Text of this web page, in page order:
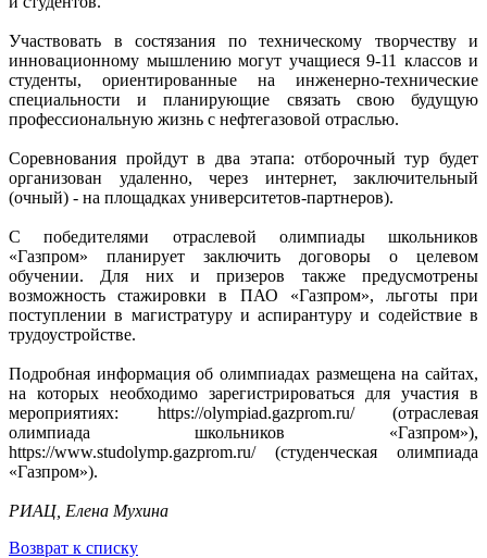
Участвовать в состязания по техническому творчеству и
инновационному мышлению могут учащиеся 9-11 классов и
студенты, ориентированные на инженерно-технические
специальности и планирующие связать свою будущую
профессиональную жизнь с нефтегазовой отраслью.
Соревнования пройдут в два этапа: отборочный тур будет
организован удаленно, через интернет, заключительный
(очный) - на площадках университетов-партнеров).
С победителями отраслевой олимпиады школьников
«Газпром» планирует заключить договоры о целевом
обучении. Для них и призеров также предусмотрены
возможность стажировки в ПАО «Газпром», льготы при
поступлении в магистратуру и аспирантуру и содействие в
трудоустройстве.
Подробная информация об олимпиадах размещена на сайтах,
на которых необходимо зарегистрироваться для участия в
мероприятиях: https://olympiad.gazprom.ru/ (отраслевая
олимпиада школьников «Газпром»),
https://www.studolymp.gazprom.ru/ (студенческая олимпиада
«Газпром»).
РИАЦ, Елена Мухина
Возврат к списку